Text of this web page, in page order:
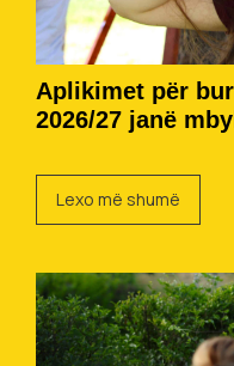
Aplikimet për
2026/27 janë
Lexo më shumë